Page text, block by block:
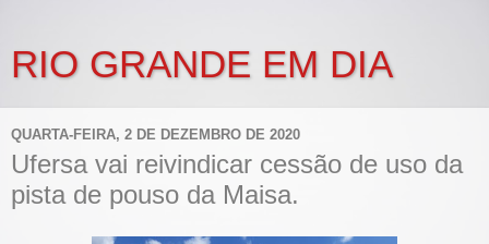
RIO GRANDE EM DIA
QUARTA-FEIRA, 2 DE DEZEMBRO DE 2020
Ufersa vai reivindicar cessão de uso da
pista de pouso da Maisa.